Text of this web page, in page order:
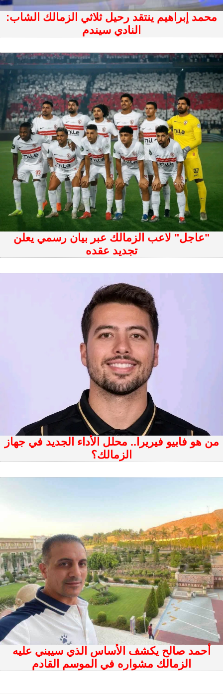
محمد إبراهيم ينتقد رحيل ثلاثي الزمالك الشاب:
النادي سيندم
"عاجل" لاعب الزمالك عبر بيان رسمي يعلن
تجديد عقده
من هو فابيو فيريرا.. محلل الأداء الجديد في جهاز
الزمالك؟
أحمد صالح يكشف الأساس الذي سيبني عليه
الزمالك مشواره في الموسم القادم